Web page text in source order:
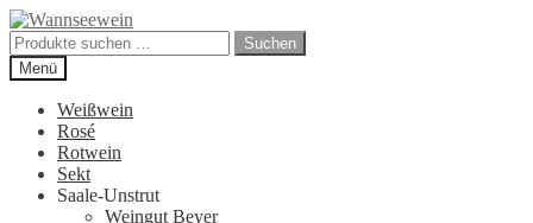
Zur
Navigation
springen
Zum
Inhalt
springen
Suchen
nach:
Suchen
Menü
Weißwein
Rosé
Rotwein
Sekt
Saale-Unstrut
Weingut Beyer